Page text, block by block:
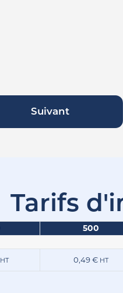
Suivant
Tarifs
500
HT 0,49 € HT